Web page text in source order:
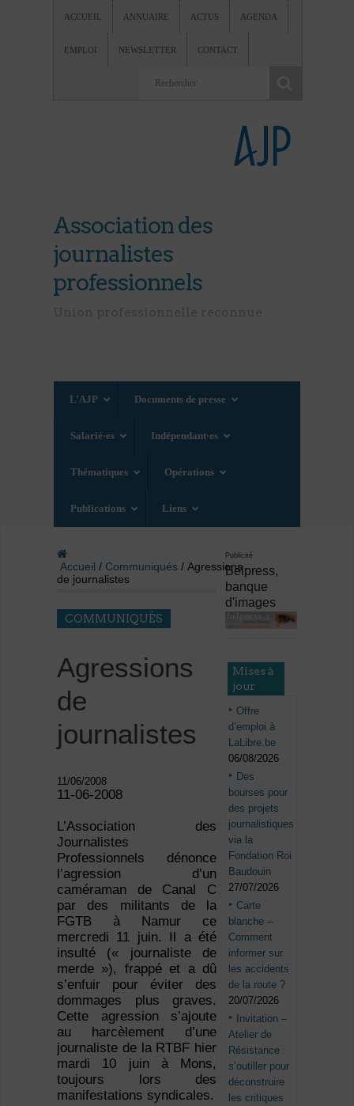
ACCUEIL ANNUAIRE ACTUS AGENDA
EMPLOI NEWSLETTER CONTACT
Association des
journalistes
professionnels
L’AJP Documents de presse
Salarié·es Indépendant·es
Thématiques Opérations
Publications Liens
Accueil / Communiqués/ Agressions
de journalistes
COMMUNIQUÉS
Agressions
de
journalistes
11/06/2008
11-06-2008
L’Association des
Journalistes
Professionnels dénonce
l’agression d’un
caméraman de Canal C
par des militants de la
FGTB à Namur ce
mercredi 11 juin. Il a été
insulté (« journaliste de
merde »), frappé et a dû
s’enfuir pour éviter des
dommages plus graves.
Cette agression s’ajoute
au harcèlement d’une
journaliste de la RTBF hier
mardi 10 juin à Mons,
toujours lors des
manifestations syndicales.
Publicité
Belpress,
banque
d'images
Mises à
jour
Offre
d’emploi à
LaLibre.be
06/08/2026
Des
bourses pour
des projets
journalistiques
via la
Fondation Roi
Baudouin
27/07/2026
Carte
blanche –
Comment
informer sur
les accidents
de la route ?
20/07/2026
Invitation –
Atelier de
Résistance :
s’outiller pour
déconstruire
les critiques